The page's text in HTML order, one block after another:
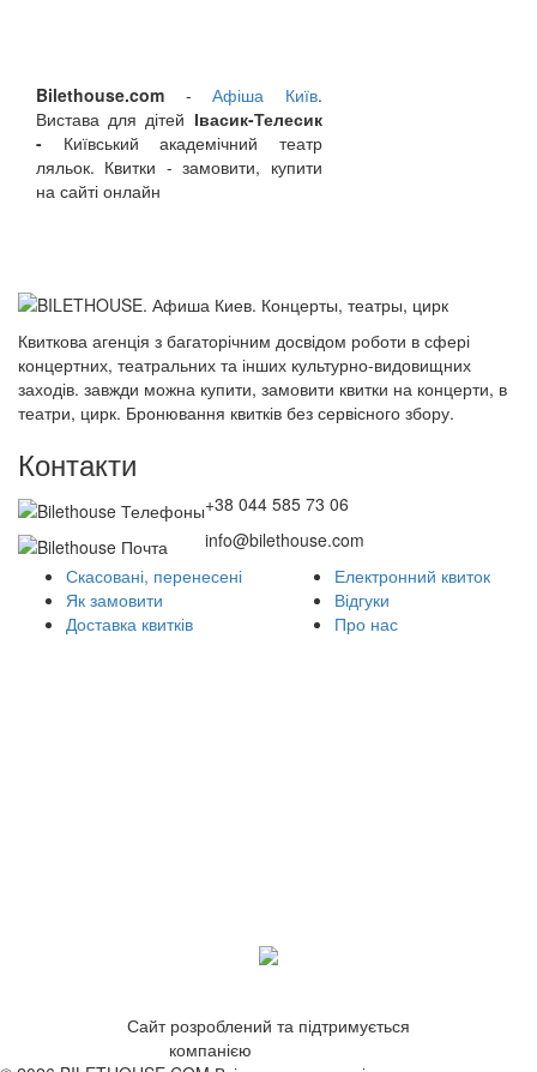
Bilethouse.com -Афіша Київ.
Вистава для дітей Івасик-Телесик
- Київський академічний театр
ляльок. Квитки - замовити, купити
на сайті онлайн
Квиткова агенція з багаторічним досвідом роботи в сфері
концертних, театральних та інших культурно-видовищних
заходів. завжди можна купити, замовити квитки на концерти, в
театри, цирк. Бронювання квитків без сервісного збору.
Контакти
+38 044 585 73 06
info@bilethouse.com
Скасовані, перенесені
Як замовити
Доставка квитків
Електронний квиток
Відгуки
Про нас
Сайт розроблений та підтримується
компанією